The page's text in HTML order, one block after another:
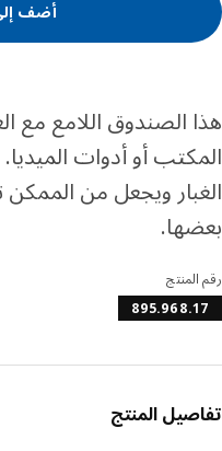
أضف إلى
الصندوق اللامع مع
أو أدوات الميديا.
ويجعل من الممكن
المنتج